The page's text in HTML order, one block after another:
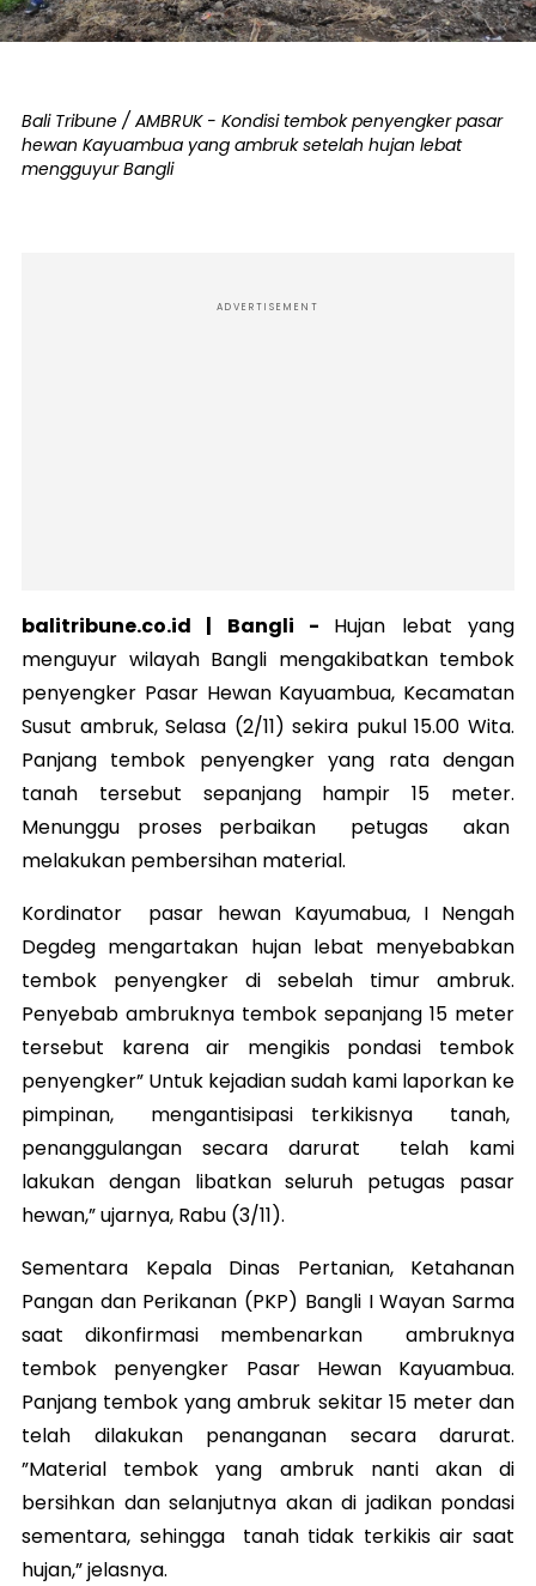
Bali Tribune / AMBRUK - Kondisi tembok penyengker pasar
hewan Kayuambua yang ambruk setelah hujan lebat
mengguyur Bangli
ADVERTISEMENT
balitribune.co.id | Bangli - Hujan lebat yang
menguyur wilayah Bangli mengakibatkan tembok
penyengker Pasar Hewan Kayuambua, Kecamatan
Susut ambruk, Selasa (2/11) sekira pukul 15.00 Wita.
Panjang tembok penyengker yang rata dengan
tanah tersebut sepanjang hampir 15 meter.
Menunggu proses perbaikan petugas akan
melakukan pembersihan material.
Kordinator pasar hewan Kayumabua, I Nengah
Degdeg mengartakan hujan lebat menyebabkan
tembok penyengker di sebelah timur ambruk.
Penyebab ambruknya tembok sepanjang 15 meter
tersebut karena air mengikis pondasi tembok
penyengker” Untuk kejadian sudah kami laporkan ke
pimpinan, mengantisipasi terkikisnya tanah,
penanggulangan secara darurat telah kami
lakukan dengan libatkan seluruh petugas pasar
hewan,” ujarnya, Rabu (3/11).
Sementara Kepala Dinas Pertanian, Ketahanan
Pangan dan Perikanan (PKP) Bangli I Wayan Sarma
saat dikonfirmasi membenarkan ambruknya
tembok penyengker Pasar Hewan Kayuambua.
Panjang tembok yangambruk sekitar 15 meter dan
telah dilakukan penanganan secara darurat.
”Material tembok yang ambruknanti akan di
bersihkan dan selanjutnya akan di jadikan pondasi
sementara, sehingga tanah tidak terkikis air saat
hujan,” jelasnya.